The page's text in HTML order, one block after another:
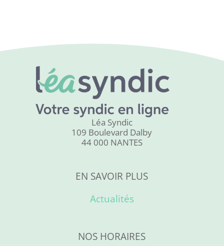
Léa Syndic
109 Boulevard Dalby
44 000 NANTES
EN SAVOIR PLUS
Actualités
NOS HORAIRES